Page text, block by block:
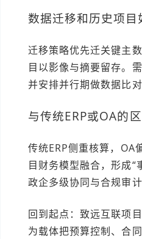
数据迁移和历史项目
迁移策略优先迁关键主
目以影像与摘要留存。
并安排并行期做数据比对
与传统ERP或OA的
传统ERP侧重核算，OA
目财务模型融合，形成
政企多级协同与合规审计
回到起点：致远互联项
为载体把预算控制、合